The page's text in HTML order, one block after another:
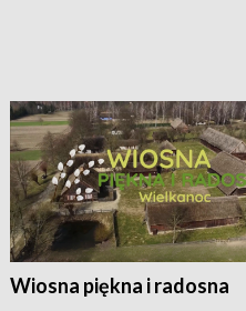
Wiosna piękna i radosna